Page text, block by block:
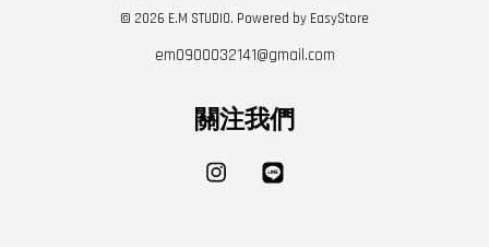
© 2026 E.M STUDIO. Powered by EasyStore
em0900032141@gmail.com
關注我們
Instagram